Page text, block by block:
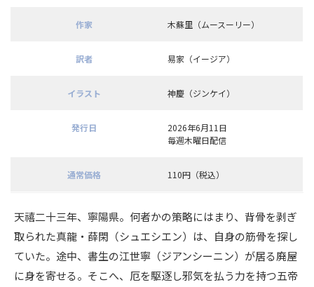
作家 木蘇里（ムースーリー）
訳者 易家（イージア）
イラスト 神慶（ジンケイ）
発行日
2026年6月11日
毎週木曜日配信
通常価格 110円（税込）
天禧⼆⼗三年、寧陽県。何者かの策略にはまり、背骨を剥ぎ
取られた真龍・薛閑（シュエシエン）は、自身の筋骨を探し
ていた。途中、書生の江世寧（ジアンシーニン）が居る廃屋
に身を寄せる。そこへ、厄を駆逐し邪気を払う力を持つ五帝